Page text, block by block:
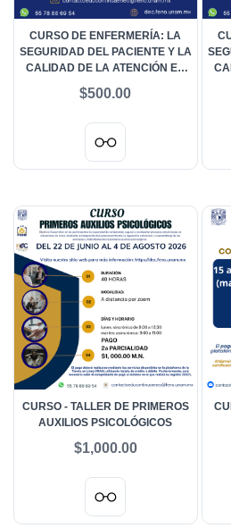
CURSO DE ENFERMERÍA: LA
SEGURIDAD DEL PACIENTE Y LA
CALIDAD DE LA ATENCIÓN EN
ELEMENTOS PRINCIPALES PARA
$500.00
CURSO - TALLER DE PRIMEROS
AUXILIOS PSICOLÓGICOS
$1,000.00